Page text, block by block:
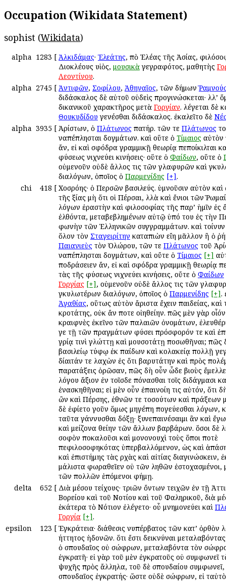
Occupation (Wikidata Statement)
sophist (Wikidata)
alpha 1283 [ Ἀλκιδάμας· Ἐλεάτης, ἀπὸ Ἐλέας τῆς Ἀσίας,
Διοκλέους υἱὸς, μουσικὰγεγραφότος, μαθητὴς
Λεοντίνου.
alpha 2745 [ Ἀντιφῶν, Σοφίλου, Ἀθηναῖος, τῶν δήμων
διδάσκαλος δὲ αὐτοῦ οὐδεὶς προγινώσκεται· ἀλλ’
δικανικοῦ χαρακτῆρος μετὰ Γοργίαν. λέγεται δὲ
Θουκυδίδου γενέσθαι διδάσκαλος. ἐκαλεῖτο δὲ
alpha 3935 [ Ἀρίστων, ὁ Πλάτωνος πατήρ. τῶν τε Πλάτωνος
ἀναπέπλησται δογμάτων. καὶ οὕτε ὁ Τίμαιος αὐτὸν
ἄν, εἰ καὶ σφόδρα γραμμικῇ θεωρίᾳ πεποίκιλται
φύσεως ἀνιχνεύει κινήσεις· οὕτε ὁ Φαίδων, οὕτε ὁ
οὐμενοῦν οὐδὲ ἄλλος τις τῶν γλαφυρῶν καὶ
διαλόγων, ὁποῖος ὁ Παρμενίδης [+].
chi
418 [ Χοσρόης· ὁ Περσῶν βασιλεύς. ὑμνοῦσιν αὐτὸν
τῆς ἀξίας μὴ ὅτι οἱ Πέρσαι, ἀλλὰ καὶ ἔνιοι τῶν
λόγων ἐραστὴν καὶ φιλοσοφίας τῆς παρ’ ἡμῖν ἐς
ἐλθόντα, μεταβεβλημένων αὐτῷ ὑπό του ἐς τὴν
φωνὴν τῶν Ἑλληνικῶν συγγραμμάτων. καὶ τοίνυν
ὅλον τὸν Σταγειρίτην καταπιὼν εἴη μᾶλλον ἢ ὁ
Παιανιεὺς τὸν Ὀλώρου, τῶν τε Πλάτωνος τοῦ
ἀναπέπλησται δογμάτων, καὶ οὔτε ὁ Τίμαιος [+]
ἀποδράσειεν ἄν, εἰ καὶ σφόδρα γραμμικῇ θεωρίᾳ
τὰς τῆς φύσεως ἀνιχνεύει κινήσεις, οὔτε ὁ Φαίδων
Γοργίας [+], οὐμενοῦν οὐδὲ ἄλλος τις τῶν
ἀγκυλωτέρων διαλόγων, ὁποῖος ὁ Παρμενίδης [+].
Ἀγαθίας, οὕτως αὐτὸν ἄριστα ἔχειν παιδείας, καὶ
ἀκροτάτης, οὐκ ἄν ποτε οἰηθείην. πῶς μὲν γὰρ
ἀκραιφνὲς ἐκεῖνο τῶν παλαιῶν ὀνομάτων,
γε τῇ τῶν πραγμάτων φύσει πρόσφορόν τε καὶ
ἀγρίᾳ τινὶ γλώττῃ καὶ ἀμουσοτάτῃ ἀποσωθῆναι; πῶς
βασιλείῳ τύφῳ ἐκ παίδων καὶ κολακείᾳ πολλῇ
δίαιτάν τε λαχὼν ἐς ὅτι βαρυτάτην καὶ πρὸς
παρατάξεις ὁρῶσαν, πῶς δὴ οὖν ὧδε βιοὺς ἔμελλε
λόγου ἄξιον ἐν τοῖσδε ἀπόνασθαι τοῖς διδάγμασι
ἐνασκηθῆναι; εἰ μὲν οὖν ἐπαινοίη τις αὐτόν, ὅτι
ὢν καὶ Πέρσης, ἐθνῶν τε τοσούτων καὶ πράξεων
δὲ ἐφίετο γοῦν ὅμως ἀμηγέπη ἀπογεύεσθαι λόγων,
ταῦτα γάννυσθαι δόξῃ· ξυνεπαινέσαιμι ἂν καὶ
καὶ μείζονα θείην τῶν ἄλλων βαρβάρων. ὅσοι δὲ
σοφὸν ἀποκαλοῦσι καὶ μονονουχὶ τοὺς ὅποι ποτὲ
πεφιλοσοφηκότας ὑπερβαλλόμενον, ὡς καὶ
καὶ ἐπιστήμης τὰς ἀρχὰς καὶ αἰτίας διαγινώσκειν,
μάλιστα φωραθεῖεν οὐ τῶν ἀληθῶν ἐστοχασμένοι,
τῶν πολλῶν ἑπόμενοι φήμῃ.
delta
652 [ Διὰ μέσου τείχους· τριῶν ὄντων τειχῶν ἐν τῇ
Βορείου καὶ τοῦ Νοτίου καὶ τοῦ Φαληρικοῦ, διὰ
ἑκάτερα τὸ Νότιον ἐλέγετο· οὗ μνημονεύει καὶ
Γοργία [+].
epsilon
123 [ Ἐγκράτεια· διάθεσις ἀνυπέρβατος τῶν κατ’ ὀρθὸν
ἀήττητος ἡδονῶν. ὅτι ἔστι δεικνύναι
ὁ σπουδαῖος οὐ σώφρων, μεταλαβόντα τὸν
ἐγκρατῆ· εἰ γὰρ τοῦ μὲν ἐγκρατοῦς οὐ συμφωνεῖ
ψυχῆς πρὸς ἄλληλα, τοῦ δὲ σπουδαίου συμφωνεῖ,
σπουδαῖος ἐγκρατής· ὥστε οὐδὲ σώφρων, εἰ